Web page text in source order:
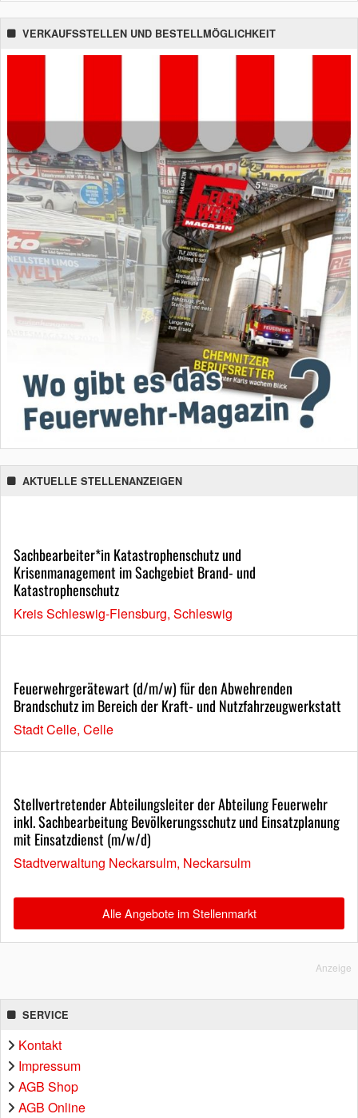
VERKAUFSSTELLEN UND BESTELLMÖGLICHKEIT
AKTUELLE STELLENANZEIGEN
Sachbearbeiter*in Katastrophenschutz und
Krisenmanagement im Sachgebiet Brand- und
Katastrophenschutz
Kreis Schleswig-Flensburg, Schleswig
Feuerwehrgerätewart (d/m/w) für den Abwehrenden
Brandschutz im Bereich der Kraft- und Nutzfahrzeugwerkstatt
Stadt Celle, Celle
Stellvertretender Abteilungsleiter der Abteilung Feuerwehr
inkl. Sachbearbeitung Bevölkerungsschutz und Einsatzplanung
mit Einsatzdienst (m/w/d)
Stadtverwaltung Neckarsulm, Neckarsulm
Alle Angebote im Stellenmarkt
Anzeige
SERVICE
Kontakt
Impressum
AGB Shop
AGB Online